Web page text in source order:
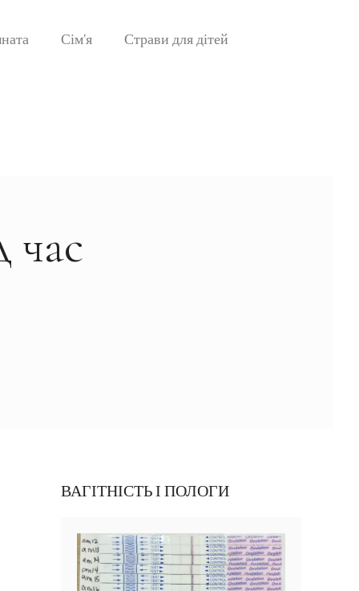
Сім’я Страви для дітей
час
ВАГІТНІСТЬ І ПОЛОГИ